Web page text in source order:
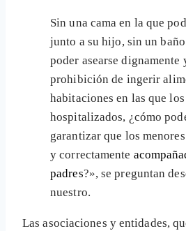
Sin una cama en la que
junto a su hijo, sin un
poder asearse dignamente
prohibición de ingerir
habitaciones en las que
hospitalizados, ¿cómo
garantizar que los
y correctamente
padres?», se preguntan
nuestro.
Las asociaciones y entidades,